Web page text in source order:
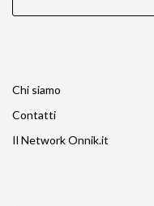
Chi siamo
Contatti
Il Network Onnik.it